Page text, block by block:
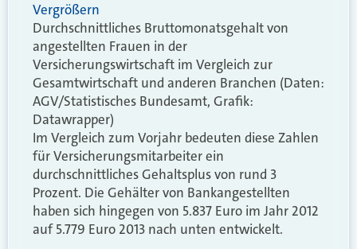
Vergrößern
Durchschnittliches Bruttomonatsgehalt von
angestellten Frauen in der
Versicherungswirtschaft im Vergleich zur
Gesamtwirtschaft und anderen Branchen (Daten:
AGV/Statistisches Bundesamt, Grafik:
Datawrapper)
Im Vergleich zum Vorjahr bedeuten diese Zahlen
für Versicherungsmitarbeiter ein
durchschnittliches Gehaltsplus von rund 3
Prozent. Die Gehälter von Bankangestellten
haben sich hingegen von 5.837 Euro im Jahr 2012
auf 5.779 Euro 2013 nach unten entwickelt.